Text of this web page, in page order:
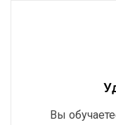
Вы